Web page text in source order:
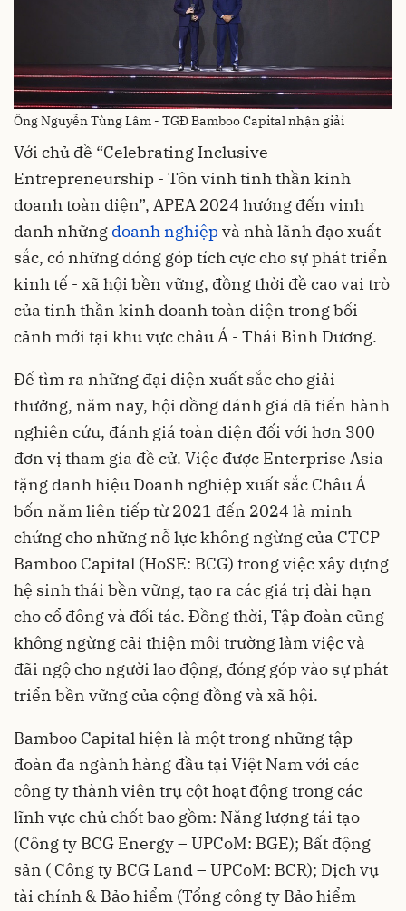
Ông Nguyễn Tùng Lâm - TGĐ Bamboo Capital nhận giải
Với chủ đề “Celebrating Inclusive
Entrepreneurship - Tôn vinh tinh thần kinh
doanh toàn diện”, APEA 2024 hướng đến vinh
danh những doanh nghiệpvà nhà lãnh đạo xuất
sắc, có những đóng góp tích cực cho sự phát triển
kinh tế - xã hội bền vững, đồng thời đề cao vai trò
của tinh thần kinh doanh toàn diện trong bối
cảnh mới tại khu vực châu Á - Thái Bình Dương.
Để tìm ra những đại diện xuất sắc cho giải
thưởng, năm nay, hội đồng đánh giá đã tiến hành
nghiên cứu, đánh giá toàn diện đối với hơn 300
đơn vị tham gia đề cử. Việc được Enterprise Asia
tặng danh hiệu Doanh nghiệp xuất sắc Châu Á
bốn năm liên tiếp từ 2021 đến 2024 là minh
chứng cho những nỗ lực không ngừng của CTCP
Bamboo Capital (HoSE: BCG) trong việc xây dựng
hệ sinh thái bền vững, tạo ra các giá trị dài hạn
cho cổ đông và đối tác. Đồng thời, Tập đoàn cũng
không ngừng cải thiện môi trường làm việc và
đãi ngộ cho người lao động, đóng góp vào sự phát
triển bền vững của cộng đồng và xã hội.
Bamboo Capital hiện là một trong những tập
đoàn đa ngành hàng đầu tại Việt Nam với các
công ty thành viên trụ cột hoạt động trong các
lĩnh vực chủ chốt bao gồm: Năng lượng tái tạo
(Công ty BCG Energy – UPCoM: BGE); Bất động
sản ( Công ty BCG Land – UPCoM: BCR); Dịch vụ
tài chính & Bảo hiểm (Tổng công ty Bảo hiểm